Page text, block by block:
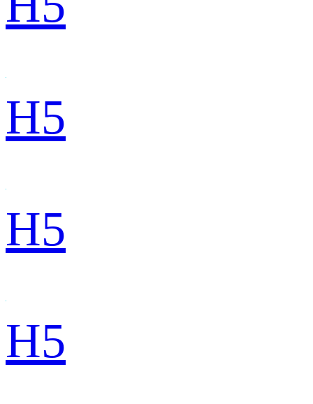
H5
H5
H5